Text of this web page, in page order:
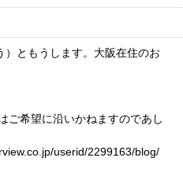
）ともうします。大阪在住のお
ご希望に沿いかねますのであし
userid/2299163/blog/